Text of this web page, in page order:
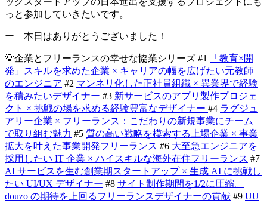
っと参加していきたいです。
ー 本日はありがとうございました！
💡企業とフリーランスの幸せな協業シリーズ #1
「教育×開
発」スキルを求めた企業 × キャリアの幅を広げたい元教師
のエンジニア #2 マンネリ化した正社員組織 × 異業界で経験
を積みたいデザイナー #3 新サービスのアプリ製作プロジェ
クト × 挑戦の場を求める経験豊富なデザイナー #4 ラグジュ
アリー企業 × フリーランス：こだわりの新規事業にチーム
で取り組む魅力 #5 質の高い戦略を模索する上場企業 × 事業
拡大を叶えた事業開発フリーランス #6 大至急エンジニアを
採用したい IT 企業 × ハイスキルな海外在住フリーランス #7
AI サービスを生む創業期スタートアップ × 生成 AI に挑戦し
たい UI/UX デザイナー #8 サイト制作期間を1/2に圧縮。
douzo の期待を上回るフリーランスデザイナーの貢献 #9 UU